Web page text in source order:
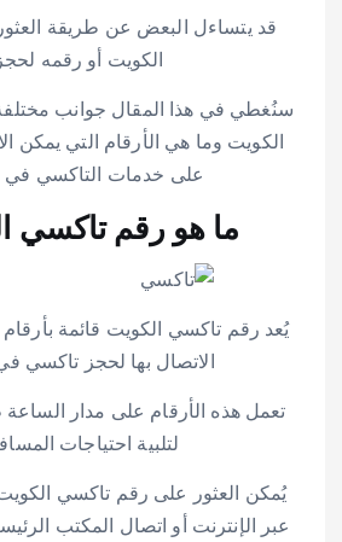
قد يتساءل البعض عن طريقة
الكويت أو رقمه
سنُغطي في هذا المقال جوانب
الكويت وما هي الأرقام التي يمكن
على خدمات التاكسي في
ما هو رقم تاكسي
يُعد رقم تاكسي الكويت قائمة
الاتصال بها لحجز تاكسي
تعمل هذه الأرقام على مدار الساعة
لتلبية احتياجات
يُمكن العثور على رقم تاكسي
عبر الإنترنت أو اتصال المكتب